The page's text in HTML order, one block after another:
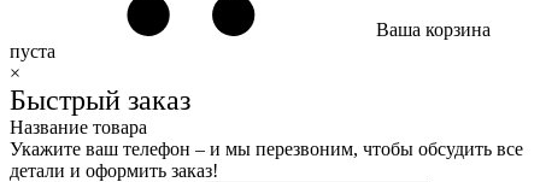
Ваша корзина
пуста
×
Быстрый заказ
Название товара
Укажите ваш телефон – и мы перезвоним, чтобы обсудить все
детали и оформить заказ!